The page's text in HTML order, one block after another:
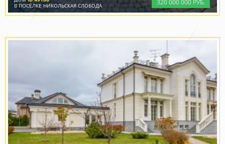
320000000 РУБ.
В ПОСЁЛКЕ НИКОЛЬСКАЯ СЛОБОДА